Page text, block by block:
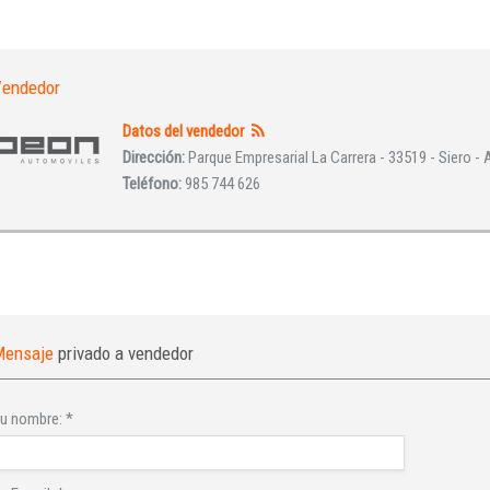
Datos del vendedor
Dirección:Parque Empresarial La Carrera - 33519 - Siero -
Teléfono:985 744 626
privado a vendedor
nombre: *